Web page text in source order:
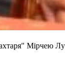
Мірчею